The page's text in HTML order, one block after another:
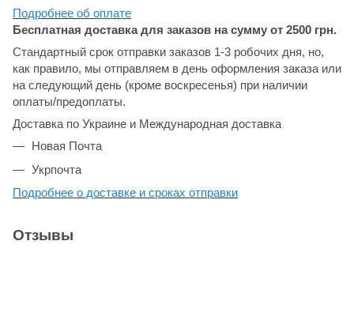
Подробнее об оплате
Бесплатная доставка для заказов на сумму от 2500 грн.
Стандартный срок отправки заказов 1-3 робочих дня, но,
как правило, мы отправляем в день оформления заказа или
на следующий день (кроме воскресенья) при наличии
оплаты/предоплаты.
Доставка по Украине и Международная доставка
Новая Почта
Укрпочта
Подробнее о доставке и сроках отправки
Отзывы